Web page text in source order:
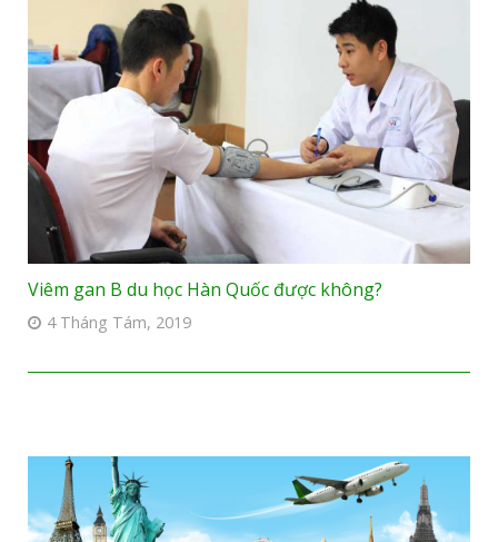
Viêm gan B du học Hàn Quốc được không?
4 Tháng Tám, 2019